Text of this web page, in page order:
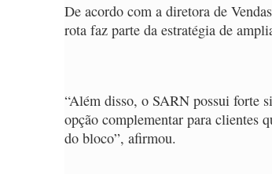
De acordo com a diretora de
rota faz parte da estratégia de
“Além disso, o SARN possui forte
opção complementar para clientes
do bloco”, afirmou.